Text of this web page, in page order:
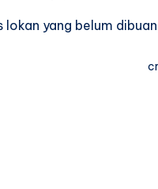
lokan yang belum